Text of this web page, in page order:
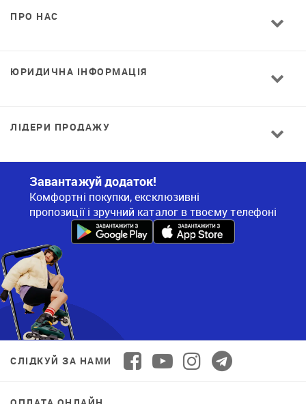
ПРО НАС
ЮРИДИЧНА ІНФОРМАЦІЯ
ЛІДЕРИ ПРОДАЖУ
Завантажуй додаток!
Комфортні покупки, ексклюзивні
пропозиції і зручний каталог в твоєму телефоні
СЛІДКУЙ ЗА НАМИ